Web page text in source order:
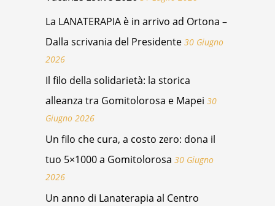
La LANATERAPIA è in arrivo ad Ortona –
Dalla scrivania del Presidente 30 Giugno
2026
Il filo della solidarietà: la storica
alleanza tra Gomitolorosa e Mapei 30
Giugno 2026
Un filo che cura, a costo zero: dona il
tuo 5×1000 a Gomitolorosa 30 Giugno
2026
Un anno di Lanaterapia al Centro